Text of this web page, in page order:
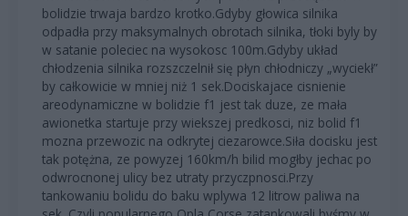
bolidzie trwaja bardzo krotko.Gdyby głowica silnika
odpadła przy maksymalnych obrotach silnika, tłoki byly by
w satanie poleciec na wysokosc 100m.Gdyby układ
chłodzenia silnika rozszczelnił się płyn chłodniczy „wyciekł”
by całkowicie w mniej niż 1 sek.Dociskajace cisnienie
areodynamiczne w bolidzie f1 jest tak duze, ze mała
awionetka startuje przy wiekszej predkosci, niz bolid f1
mozna przewozic na odkrytej ciezarowce.Siła docisku jest
tak potężna, ze powyzej 160km/h bilid mogłby jechac po
odwrocnonej ulicy bez utraty przyczpnosci.Przy
tankowaniu bolidu do baku wplywa 12 litrow paliwa na